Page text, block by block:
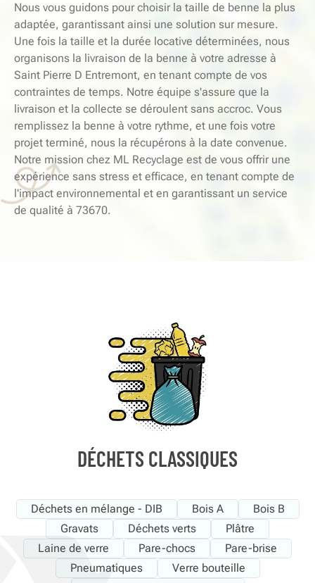
Nous vous guidons pour choisir la taille de benne la plus
adaptée, garantissant ainsi une solution sur mesure.
Une fois la taille et la durée locative déterminées, nous
organisons la livraison de la benne à votre adresse à
Saint Pierre D Entremont, en tenant compte de vos
contraintes de temps. Notre équipe s'assure que la
livraison et la collecte se déroulent sans accroc. Vous
remplissez la benne à votre rythme, et une fois votre
projet terminé, nous la récupérons à la date convenue.
Notre mission chez ML Recyclage est de vous offrir une
expérience sans stress et efficace, en tenant compte de
l'impact environnemental et en garantissant un service
de qualité à 73670.
DÉCHETS CLASSIQUES
Déchets en mélange - DIB Bois A
Bois B
Gravats
Déchets verts
Plâtre
Laine de verre
Pare-chocs
Pare-brise
Pneumatiques
Verre bouteille